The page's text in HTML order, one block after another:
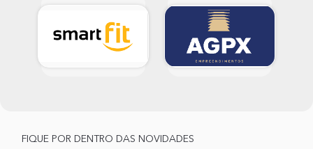
FIQUE POR DENTRO DAS NOVIDADES